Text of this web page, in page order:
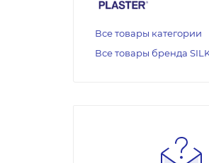
Все товары категории
Все товары бренда